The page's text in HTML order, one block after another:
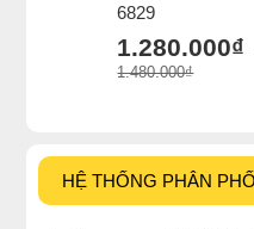
6829
1.280.000₫
1.480.000₫
HỆ THỐNG PHÂN